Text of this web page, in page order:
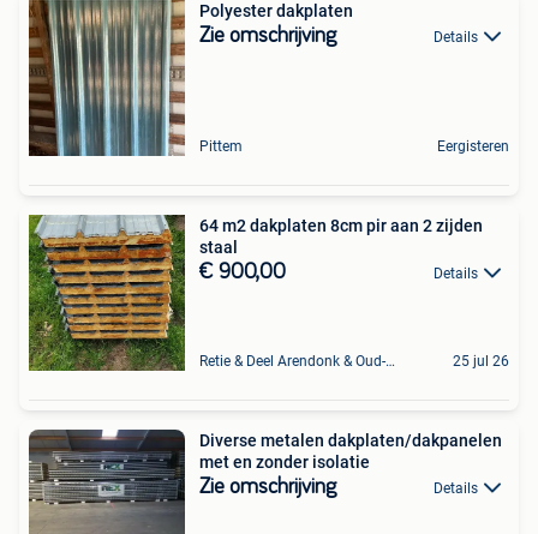
Polyester dakplaten
Zie omschrijving Details
Pittem Eergisteren
64 m2 dakplaten 8cm pir aan 2 zijden
staal
€ 900,00 Details
Retie & Deel Arendonk & Oud-Turnhout 25 jul 26
Diverse metalen dakplaten/dakpanelen
met en zonder isolatie
Zie omschrijving Details